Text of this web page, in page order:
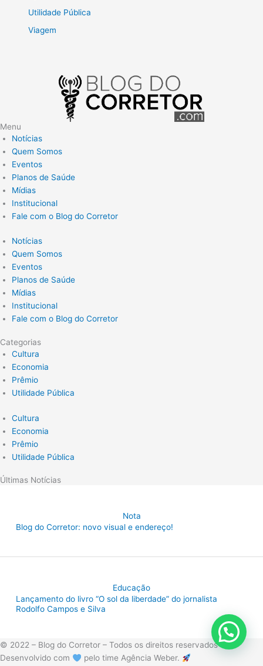
Utilidade Pública
Viagem
Menu
Notícias
Quem Somos
Eventos
Planos de Saúde
Mídias
Institucional
Fale com o Blog do Corretor
Notícias
Quem Somos
Eventos
Planos de Saúde
Mídias
Institucional
Fale com o Blog do Corretor
Categorias
Cultura
Economia
Prêmio
Utilidade Pública
Cultura
Economia
Prêmio
Utilidade Pública
Últimas Notícias
Nota
Blog do Corretor: novo visual e endereço!
Educação
Lançamento do livro “O sol da liberdade” do jornalista
Rodolfo Campos e Silva
© 2022 – Blog do Corretor – Todos os direitos reservados
Desenvolvido com
pelo time Agência Weber.